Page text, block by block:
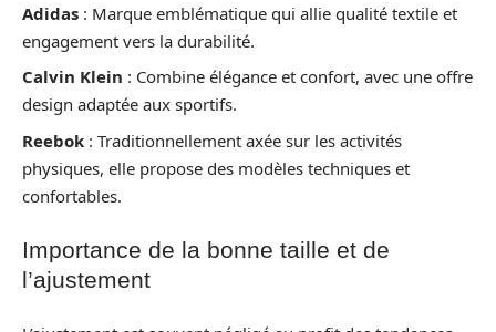
Adidas : Marque emblématique qui allie qualité textile et
engagement vers la durabilité.
Calvin Klein : Combine élégance et confort, avec une offre
design adaptée aux sportifs.
Reebok : Traditionnellement axée sur les activités
physiques, elle propose des modèles techniques et
confortables.
Importance de la bonne taille et de
l’ajustement